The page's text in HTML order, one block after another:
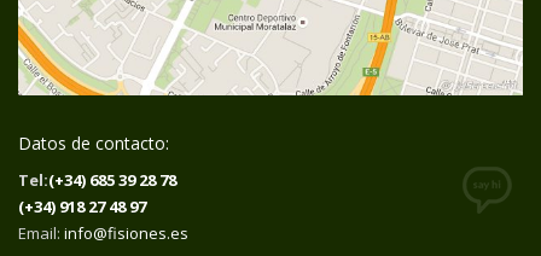
Datos de contacto:
Tel:(+34) 685 39 28 78
(+34) 918 27 48 97
Email: info@fisiones.es